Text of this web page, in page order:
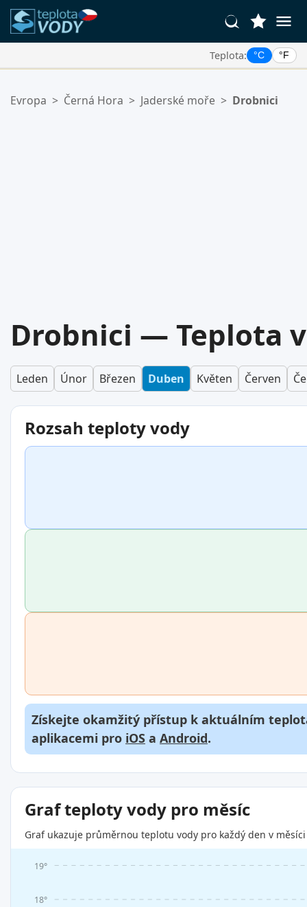
Teplota: °C °F
Váš seznam oblíbených je prázdný.
Evropa > Černá Hora > Jaderské moře > Drobnici
Drobnici — Teplota
Leden Únor Březen Duben Květen Červen
Rozsah teploty vody
Získejte okamžitý přístup k aktuálním
aplikacemi pro iOS a Android.
Graf teploty vody pro měsíc
Graf ukazuje průměrnou teplotu vody pro každý den v
18°
19°